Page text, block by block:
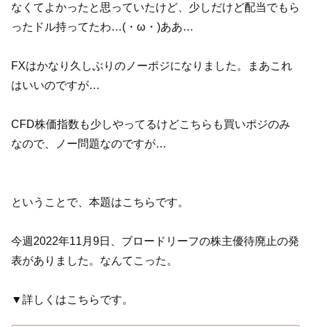
なくてよかったと思っていたけど、少しだけど配当でもら
ったドル持ってたわ…(・ω・)ああ…
FXはかなり久しぶりのノーポジになりました。まあこれ
はいいのですが…
CFD株価指数も少しやってるけどこちらも買いポジのみ
なので、ノー問題なのですが…
ということで、本題はこちらです。
今週2022年11月9日、ブロードリーフの株主優待廃止の発
表がありました。なんてこった。
▼詳しくはこちらです。